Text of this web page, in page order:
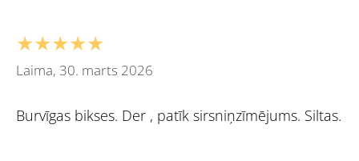
★★★★★
Laima, 30. marts 2026
Burvīgas bikses. Der , patīk sirsniņzīmējums. Siltas.